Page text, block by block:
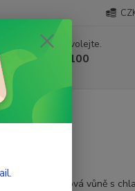
si rady? Zavolejte.
603 332 100
Pá, 10-17 hod.)
výrazná mátová vůně s